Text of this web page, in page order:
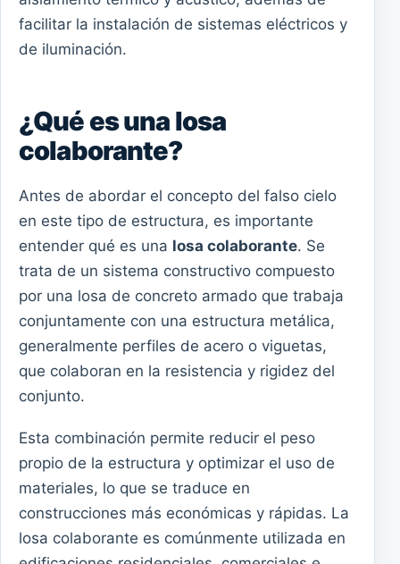
facilitar la instalación de sistemas eléctricos y
de iluminación.
¿Qué es una losa
colaborante?
Antes de abordar el concepto del falso cielo
en este tipo de estructura, es importante
entender qué es una losa colaborante. Se
trata de un sistema constructivo compuesto
por una losa de concreto armado que trabaja
conjuntamente con una estructura metálica,
generalmente perfiles de acero o viguetas,
que colaboran en la resistencia y rigidez del
conjunto.
Esta combinación permite reducir el peso
propio de la estructura y optimizar el uso de
materiales, lo que se traduce en
construcciones más económicas y rápidas. La
losa colaborante es comúnmente utilizada en